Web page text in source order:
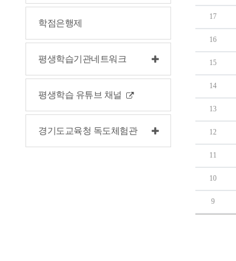
학점은행제
평생학습기관네트워크
평생학습 유튜브 채널
경기도교육청 독도체험관
17
16
15
14
13
12
11
10
9